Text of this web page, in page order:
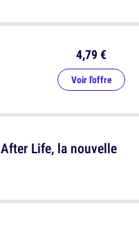
Life, la nouvelle
4,79 €
Voir l'offre